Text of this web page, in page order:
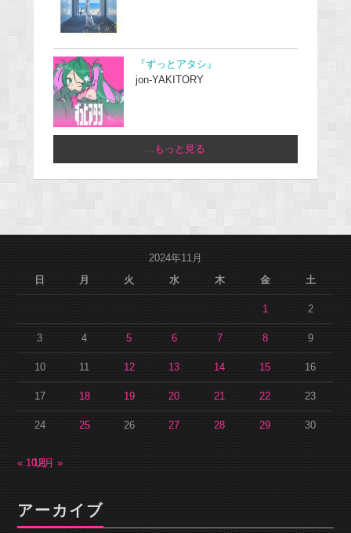
『ずっとアタシ』
jon-YAKITORY
...もっと見る
2024年11月
日
月 火 水 木 金 土
1 2
3 4 5 6 7 8 9
10 11 12 13 14 15 16
17 18 19 20 21 22 23
24 25 26 27 28 29 30
« 10月12月 »
アーカイブ